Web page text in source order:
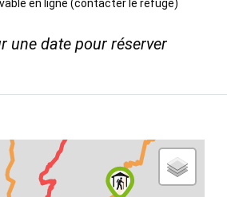
en ligne (contacter le refuge)
une date pour réserver